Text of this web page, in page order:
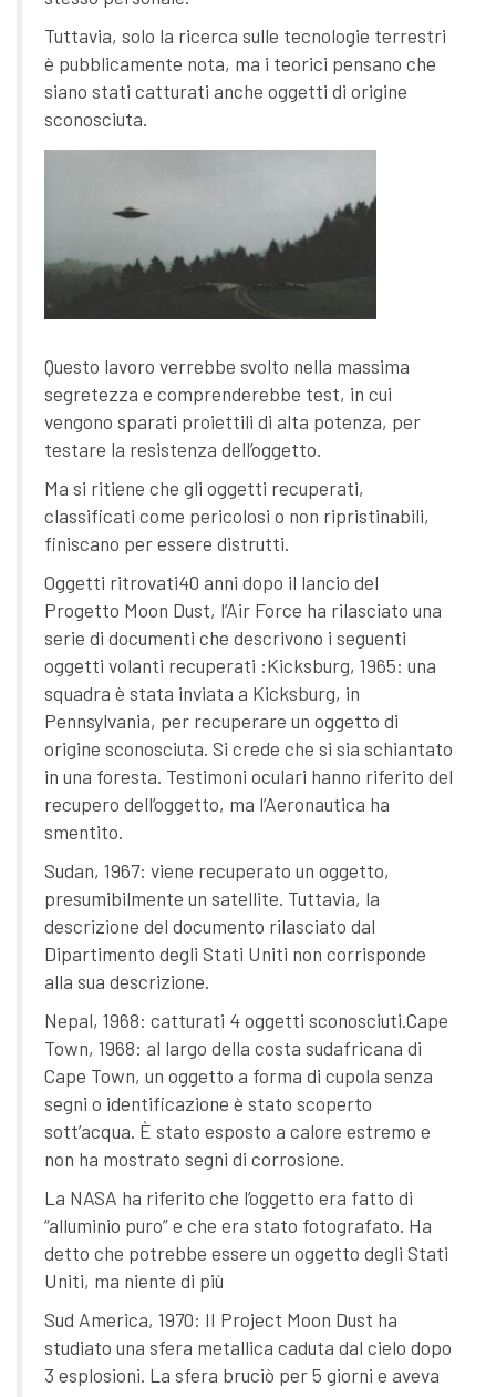
Tuttavia, solo la ricerca sulle tecnologie terrestri
è pubblicamente nota, ma i teorici pensano che
siano stati catturati anche oggetti di origine
sconosciuta.
Questo lavoro verrebbe svolto nella massima
segretezza e comprenderebbe test, in cui
vengono sparati proiettili di alta potenza, per
testare la resistenza dell’oggetto.
Ma si ritiene che gli oggetti recuperati,
classificati come pericolosi o non ripristinabili,
finiscano per essere distrutti.
Oggetti ritrovati40 anni dopo il lancio del
Progetto Moon Dust, l’Air Force ha rilasciato una
serie di documenti che descrivono i seguenti
oggetti volanti recuperati :Kicksburg, 1965: una
squadra è stata inviata a Kicksburg, in
Pennsylvania, per recuperare un oggetto di
origine sconosciuta. Si crede che si sia schiantato
in una foresta. Testimoni oculari hanno riferito del
recupero dell’oggetto, ma l’Aeronautica ha
smentito.
Sudan, 1967: viene recuperato un oggetto,
presumibilmente un satellite. Tuttavia, la
descrizione del documento rilasciato dal
Dipartimento degli Stati Uniti non corrisponde
alla sua descrizione.
Nepal, 1968: catturati 4 oggetti sconosciuti.Cape
Town, 1968: al largo della costa sudafricana di
Cape Town, un oggetto a forma di cupola senza
segni o identificazione è stato scoperto
sott’acqua. È stato esposto a calore estremo e
non ha mostrato segni di corrosione.
La NASA ha riferito che l’oggetto era fatto di
“alluminio puro” e che era stato fotografato. Ha
detto che potrebbe essere un oggetto degli Stati
Uniti, ma niente di più
Sud America, 1970: II Project Moon Dust ha
studiato una sfera metallica caduta dal cielo dopo
3 esplosioni. La sfera bruciò per 5 giorni e aveva